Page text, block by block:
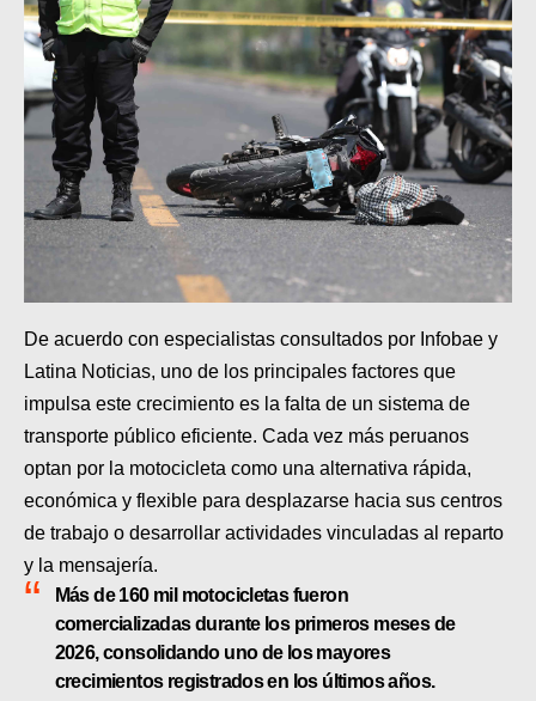
MOTOS ZONGSHEN PERÚ
De acuerdo con especialistas consultados por Infobae y
Latina Noticias, uno de los principales factores que
impulsa este crecimiento es la falta de un sistema de
transporte público eficiente. Cada vez más peruanos
optan por la motocicleta como una alternativa rápida,
económica y flexible para desplazarse hacia sus centros
de trabajo o desarrollar actividades vinculadas al reparto
y la mensajería.
Más de 160 mil motocicletas fueron
comercializadas durante los primeros meses de
2026, consolidando uno de los mayores
crecimientos registrados en los últimos años.